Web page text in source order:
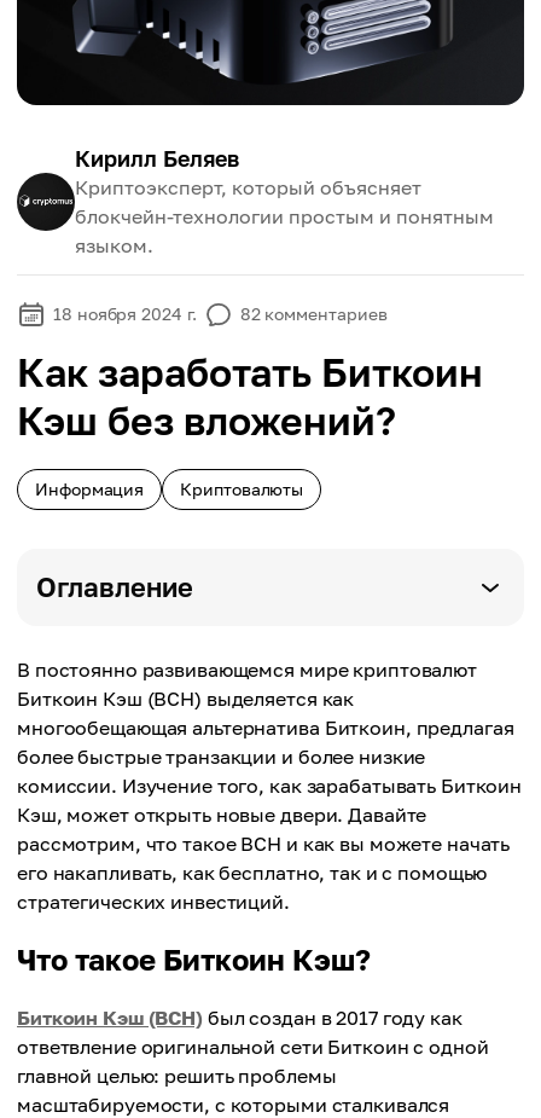
Кирилл Беляев
Криптоэксперт, который объясняет
блокчейн-технологии простым и понятным
языком.
18 ноября 2024 г. 82 комментариев
Как заработать Биткоин
Кэш без вложений?
Информация Криптовалюты
Оглавление
В постоянно развивающемся мире криптовалют
Биткоин Кэш (BCH) выделяется как
многообещающая альтернатива Биткоин, предлагая
более быстрые транзакции и более низкие
комиссии. Изучение того, как зарабатывать Биткоин
Кэш, может открыть новые двери. Давайте
рассмотрим, что такое BCH и как вы можете начать
его накапливать, как бесплатно, так и с помощью
стратегических инвестиций.
Что такое Биткоин Кэш?
Биткоин Кэш (BCH) был создан в 2017 году как
ответвление оригинальной сети Биткоин с одной
главной целью: решить проблемы
масштабируемости, с которыми сталкивался